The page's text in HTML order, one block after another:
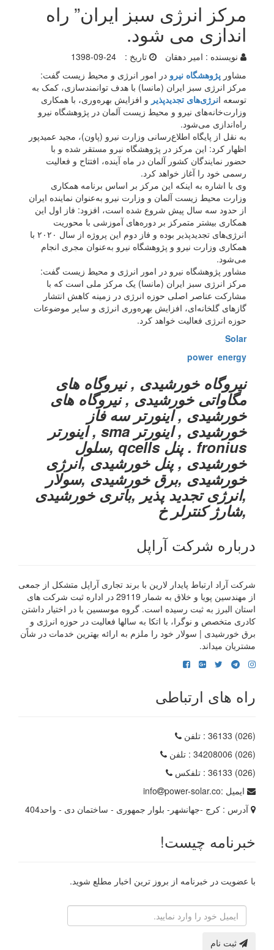
مرکز انرژی سبز ایران” راه
اندازی می شود.
نویسنده : امیر دهقان تاریخ :
1398-09-24
مشاور پژوهشگاه نیرو در امور انرژی و محیط زیست گفت:
مرکز انرژی سبز ایران (مانسا) با هدف توانمندسازی، کمک به
توسعه انرژی‌های تجدیدپذیر و افزایش بهره‌وری، با همکاری
وزارت‌خانه‌های نیرو و محیط زیست آلمان در پژوهشگاه نیرو
راه‌اندازی می‌شود.
به نقل از پایگاه اطلاع‌رسانی وزارت نیرو (پاون)، مجید عمیدپور
اظهار کرد: این مرکز در پژوهشگاه نیرو مستقر شده و با
حضور نمایندگان کشور آلمان در ماه آینده، افتتاح و فعالیت
رسمی خود را آغاز خواهد کرد.
وی با اشاره به اینکه این مرکز بر اساس برنامه‌ همکاری
وزارت محیط زیست آلمان و وزارت نیرو به‌عنوان نماینده ایران
از حدود سه سال پیش شروع شده است، افزود: فاز اول این
همکاری بیشتر متمرکز بر دوره‌های آموزشی با محوریت
انرژی‌های تجدیدپذیر بوده و فاز دوم این پروژه از سال ۲۰۲۰ با
همکاری وزارت نیرو و پژوهشگاه نیرو به‌عنوان مجری انجام
می‌شود.
مشاور پژوهشگاه نیرو در امور انرژی و محیط زیست گفت:
مرکز انرژی سبز ایران (مانسا) یک مرکز ملی است که با
مشارکت عناصر اصلی حوزه انرژی در زمینه کاهش انتشار
گازهای گلخانه‌ای، افزایش بهره‌وری انرژی و سایر موضوعات
حوزه انرژی فعالیت خواهد کرد.
Solar
power energy
نیروگاه خورشیدی , نیروگاه های
مگاواتی خورشیدی , نیروگاه های
خورشیدی , اینورتر سه فاز
خورشیدی , اینورتر sma , اینورتر
fronius . پنل qcells ,سلول
خورشیدی , پنل خورشیدی ,انرژی
خورشیدی ,برق خورشیدی ,سولار
,انرژی تجدید پذیر ,باتری خورشیدی
,شارژ کنترلر خ
درباره شرکت آراپل
شرکت آراد ارتباط پایدار لارین با برند تجاری آراپل متشکل از جمعی
از مهندسین پویا و خلاق به شمار 29119 در اداره ثبت شرکت های
استان البرز به ثبت رسیده است. گروه موسسین با در اختیار داشتن
کادری متخصص و نوگرا، با اتکا به سالها فعالیت در حوزه انرژی و
برق خورشیدی | سولار خود را ملزم به ارائه بهترین خدمات در شاًن
مشتریان میداند.
راه های ارتباطی
(026) 36133
: تلفن
(026) 34208006
: تلفن
(026) 36133
: تلفکس
ایمیل :
info
power-solar.co
آدرس : کرج -جهانشهر- بلوار جمهوری - ساختمان دی - واحد404
خبرنامه چیست!
با عضویت در خبرنامه از بروز ترین اخبار مطلع شوید.
ثبت نام